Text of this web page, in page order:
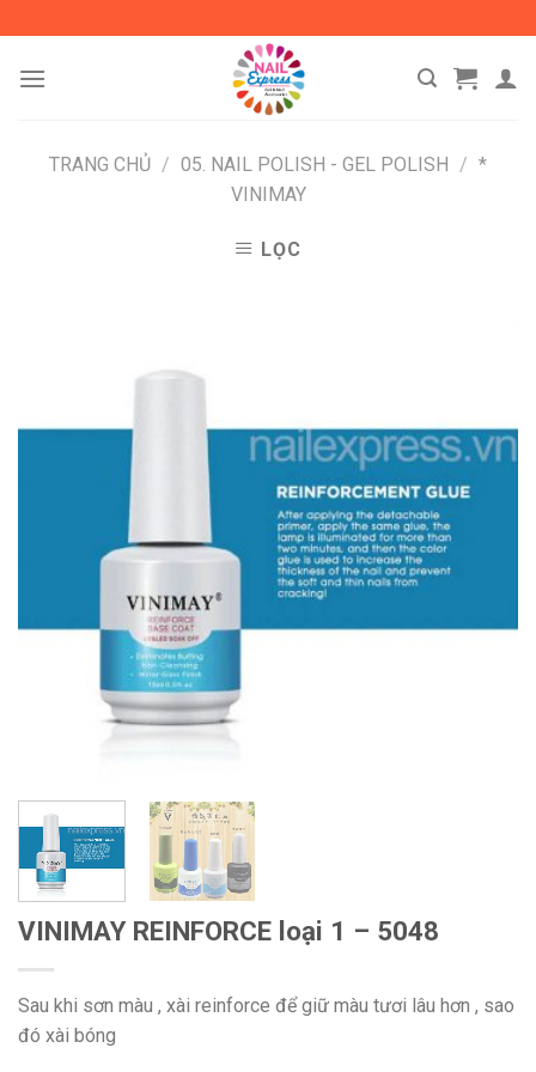
content
TRANG CHỦ / 05. NAIL POLISH - GEL POLISH / *
VINIMAY
LỌC
VINIMAY REINFORCE loại 1 – 5048
Sau khi sơn màu , xài reinforce để giữ màu tươi lâu hơn , sao
đó xài bóng